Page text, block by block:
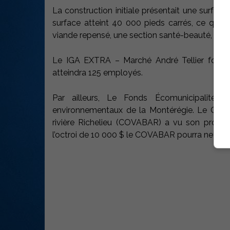
La construction initiale présentait une
surface atteint 40 000 pieds carrés, ce qui
viande repensé, une section santé-beauté,
Le IGA EXTRA – Marché André Tellier
atteindra 125 employés.
Par ailleurs, Le Fonds
environnementaux de la Montérégie. Le
rivière Richelieu (COVABAR) a vu son projet
l’octroi de 10 000 $ le COVABAR pourra